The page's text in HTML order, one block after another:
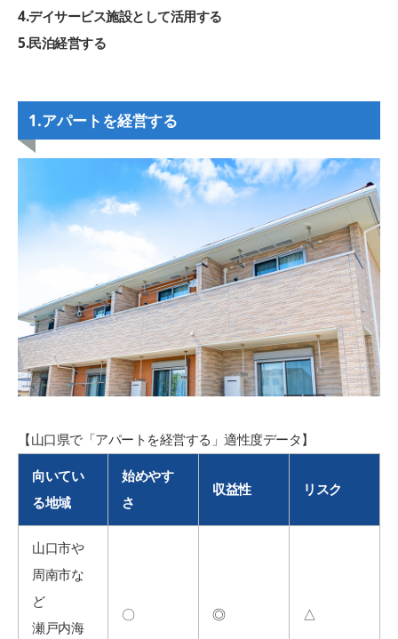
4.デイサービス施設として活用する
5.民泊経営する
1.アパートを経営する
【山口県で「アパートを経営する」適性度データ】
向いてい
る地域
始めやす
さ
収益性 リスク
山口市や
周南市な
ど
瀬戸内海
〇 ◎ △